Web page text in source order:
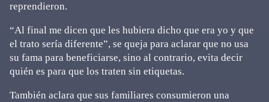
reprendieron.
“Al final me dicen que les hubiera dicho que era yo y que
el trato sería diferente”, se queja para aclarar que no usa
su fama para beneficiarse, sino al contrario, evita decir
quién es para que los traten sin etiquetas.
También aclara que sus familiares consumieron una